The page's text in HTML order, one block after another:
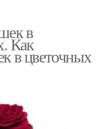
в
Как
в цветочных